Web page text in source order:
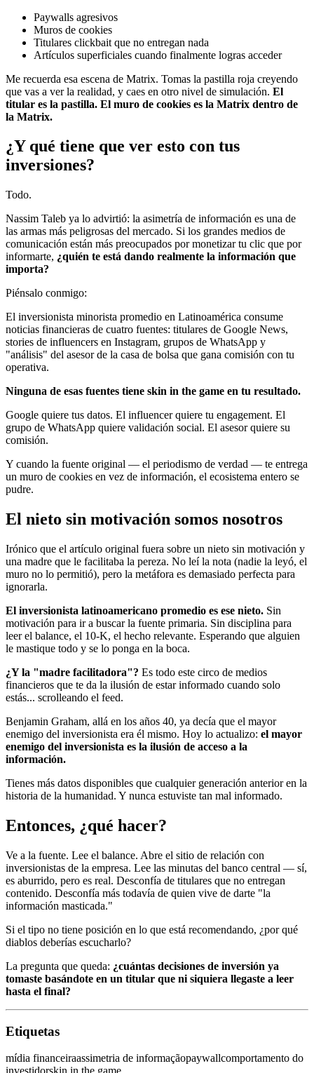
Paywalls agresivos
Muros de cookies
Titulares clickbait que no entregan nada
Artículos superficiales cuando finalmente logras acceder
Me recuerda esa escena de Matrix. Tomas la pastilla roja creyendo
que vas a ver la realidad, y caes en otro nivel de simulación. El
titular es la pastilla. El muro de cookies es la Matrix dentro de
la Matrix.
¿Y qué tiene que ver esto con tus
inversiones?
Todo.
Nassim Taleb ya lo advirtió: la asimetría de información es una de
las armas más peligrosas del mercado. Si los grandes medios de
comunicación están más preocupados por monetizar tu clic que por
informarte, ¿quién te está dando realmente la información que
importa?
Piénsalo conmigo:
El inversionista minorista promedio en Latinoamérica consume
noticias financieras de cuatro fuentes: titulares de Google News,
stories de influencers en Instagram, grupos de WhatsApp y
"análisis" del asesor de la casa de bolsa que gana comisión con tu
operativa.
Ninguna de esas fuentes tiene skin in the game en tu resultado.
Google quiere tus datos. El influencer quiere tu engagement. El
grupo de WhatsApp quiere validación social. El asesor quiere su
comisión.
Y cuando la fuente original — el periodismo de verdad — te entrega
un muro de cookies en vez de información, el ecosistema entero se
pudre.
El nieto sin motivación somos nosotros
Irónico que el artículo original fuera sobre un nieto sin motivación y
una madre que le facilitaba la pereza. No leí la nota (nadie la leyó, el
muro no lo permitió), pero la metáfora es demasiado perfecta para
ignorarla.
El inversionista latinoamericano promedio es ese nieto. Sin
motivación para ir a buscar la fuente primaria. Sin disciplina para
leer el balance, el 10-K, el hecho relevante. Esperando que alguien
le mastique todo y se lo ponga en la boca.
¿Y la "madre facilitadora"? Es todo este circo de medios
financieros que te da la ilusión de estar informado cuando solo
estás... scrolleando el feed.
Benjamin Graham, allá en los años 40, ya decía que el mayor
enemigo del inversionista era él mismo. Hoy lo actualizo: el mayor
enemigo del inversionista es la ilusión de acceso a la
información.
Tienes más datos disponibles que cualquier generación anterior en la
historia de la humanidad. Y nunca estuviste tan mal informado.
Entonces, ¿qué hacer?
Ve a la fuente. Lee el balance. Abre el sitio de relación con
inversionistas de la empresa. Lee las minutas del banco central — sí,
es aburrido, pero es real. Desconfía de titulares que no entregan
contenido. Desconfía más todavía de quien vive de darte "la
información masticada."
Si el tipo no tiene posición en lo que está recomendando, ¿por qué
diablos deberías escucharlo?
La pregunta que queda: ¿cuántas decisiones de inversión ya
tomaste basándote en un titular que ni siquiera llegaste a leer
hasta el final?
Etiquetas
mídia financeiraassimetria de informaçãopaywallcomportamento do